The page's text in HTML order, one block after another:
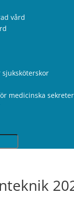
vård
medicinska